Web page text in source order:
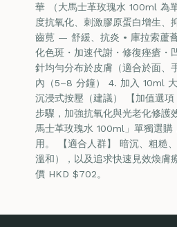
華 （大馬士革玫瑰水 100ml 為
度抗氧化、刺激膠原蛋白增生
齒莧 — 舒緩、抗炎 • 庫拉索蘆
化色斑・加速代謝・修復痤瘡・
針均勻分布於皮膚（適合於面、
內（5–8 分鐘） 4. 加入 10ml
沉浸式按壓（建議） 【加值選
步驟，加強抗氧化與光老化修護
馬士革玫瑰水 100ml」單獨選
用。 【適合人群】 暗沉、粗糙
溫和），以及追求快速見效煥
價 HKD $702。